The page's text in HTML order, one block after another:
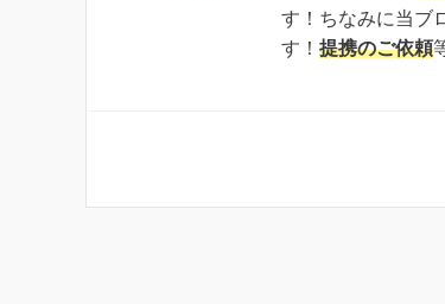
す！ちなみに当ブ
す！ 提携のご依頼